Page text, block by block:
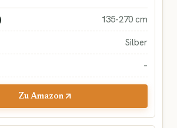
135-270 cm
Silber
–
Zu Amazon